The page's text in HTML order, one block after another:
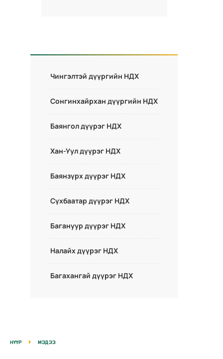
Чингэлтэй дүүргийн НДХ
Сонгинхайрхан дүүргийн НДХ
Баянгол дүүрэг НДХ
Хан-Уул дүүрэг НДХ
Баянзүрх дүүрэг НДХ
Сүхбаатар дүүрэг НДХ
Багануур дүүрэг НДХ
Налайх дүүрэг НДХ
Багахангай дүүрэг НДХ
НҮҮР МЭДЭЭ